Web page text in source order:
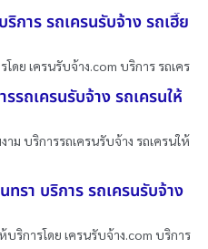
การ รถเครนรับจ้าง รถเฮี๊ย
ดย เครนรับจ้าง.com บริการ รถเคร
รถเครนรับจ้าง รถเครนให้
าม บริการรถเครนรับจ้าง รถเครนให้
ทรา บริการ รถเครนรับจ้าง
บริการโดย เครนรับจ้าง.com บริการ